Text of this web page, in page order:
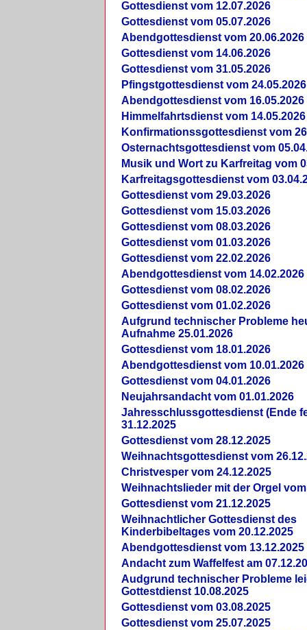
Gottesdienst vom 12.07.2026
Gottesdienst vom 05.07.2026
Abendgottesdienst vom 20.06.2026
Gottesdienst vom 14.06.2026
Gottesdienst vom 31.05.2026
Pfingstgottesdienst vom 24.05.2026
Abendgottesdienst vom 16.05.2026
Himmelfahrtsdienst vom 14.05.2026
Konfirmationssgottesdienst vom
Osternachtsgottesdienst vom
Musik und Wort zu Karfreitag vom
Karfreitagsgottesdienst vom
Gottesdienst vom 29.03.2026
Gottesdienst vom 15.03.2026
Gottesdienst vom 08.03.2026
Gottesdienst vom 01.03.2026
Gottesdienst vom 22.02.2026
Abendgottesdienst vom 14.02.2026
Gottesdienst vom 08.02.2026
Gottesdienst vom 01.02.2026
Aufgrund technischer Probleme
Aufnahme 25.01.2026
Gottesdienst vom 18.01.2026
Abendgottesdienst vom 10.01.2026
Gottesdienst vom 04.01.2026
Neujahrsandacht vom 01.01.2026
Jahresschlussgottesdienst (Ende
31.12.2025
Gottesdienst vom 28.12.2025
Weihnachtsgottesdienst vom
Christvesper vom 24.12.2025
Weihnachtslieder mit der Orgel vom
Gottesdienst vom 21.12.2025
Weihnachtlicher Gottesdienst des
Kinderbibeltages vom 20.12.2025
Abendgottesdienst vom 13.12.2025
Andacht zum Waffelfest am
Audgrund technischer Probleme
Gottestdienst 10.08.2025
Gottesdienst vom 03.08.2025
Gottesdienst vom 25.07.2025